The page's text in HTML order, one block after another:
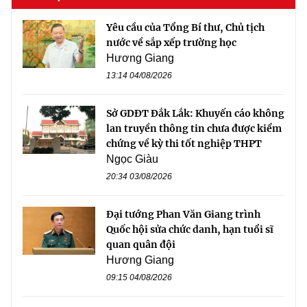
Yêu cầu của Tổng Bí thư, Chủ tịch
nước về sắp xếp trường học
Hương Giang
13:14 04/08/2026
Sở GDĐT Đắk Lắk: Khuyến cáo không
lan truyền thông tin chưa được kiểm
chứng về kỳ thi tốt nghiệp THPT
Ngọc Giàu
20:34 03/08/2026
Đại tướng Phan Văn Giang trình
Quốc hội sửa chức danh, hạn tuổi sĩ
quan quân đội
Hương Giang
09:15 04/08/2026